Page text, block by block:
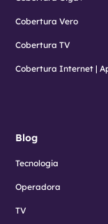
Cobertura Vero
Cobertura TV
Cobertura Internet |
Blog
Tecnologia
Operadora
TV